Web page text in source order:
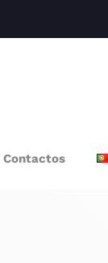
Contactos